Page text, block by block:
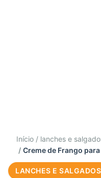
Início
lanches e
Creme de Frango
LANCHES E SALGADOS